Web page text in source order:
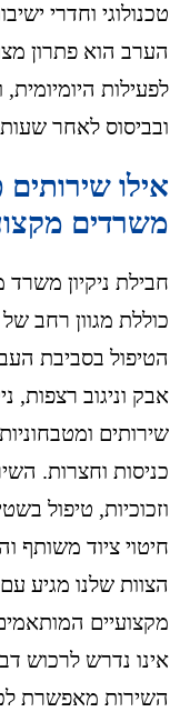
טכנולוגי וחדרי
הערב הוא פתרון
לפעילות
ובביסוס לאחר
אילו שירותים
משרדים
חבילת ניקיון
כוללת מגוון רחב
הטיפול בסביבת
אבק וניגוב רצפות,
שירותים
כניסות וחצרות.
וזכוכיות, טיפול
חיטוי ציוד משותף
הצוות שלנו מגיע
מקצועיים
אינו נדרש לרכוש
השירות מאפשרת